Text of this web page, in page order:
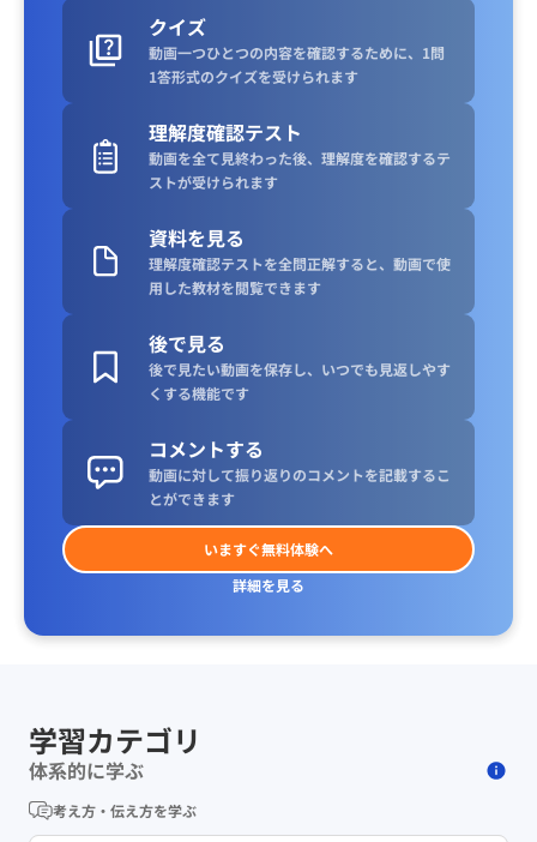
クイズ
動画一つひとつの内容を確認するために、1問
1答形式のクイズを受けられます
理解度確認テスト
動画を全て見終わった後、理解度を確認するテ
ストが受けられます
資料を見る
理解度確認テストを全問正解すると、動画で使
用した教材を閲覧できます
後で見る
後で見たい動画を保存し、いつでも見返しやす
くする機能です
コメントする
動画に対して振り返りのコメントを記載するこ
とができます
いますぐ無料体験へ
詳細を見る
学習カテゴリ
体系的に学ぶ
考え方・伝え方を学ぶ